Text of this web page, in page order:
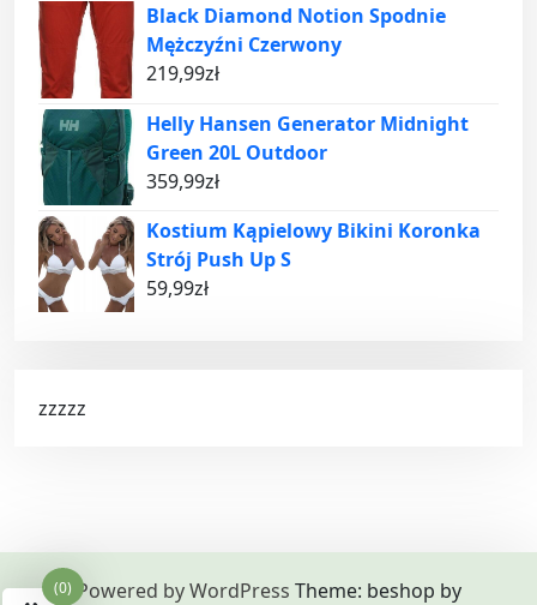
Black Diamond Notion Spodnie
Mężczyźni Czerwony
219,99zł
Helly Hansen Generator Midnight
Green 20L Outdoor
359,99zł
Kostium Kąpielowy Bikini Koronka
Strój Push Up S
59,99zł
zzzzz
Powered by WordPress Theme: beshop by
(0)